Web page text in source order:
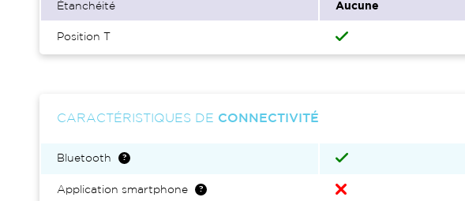
Étanchéité Aucune
Position T
CARACTÉRISTIQUES DE CONNECTIVITÉ
Bluetooth
Application smartphone